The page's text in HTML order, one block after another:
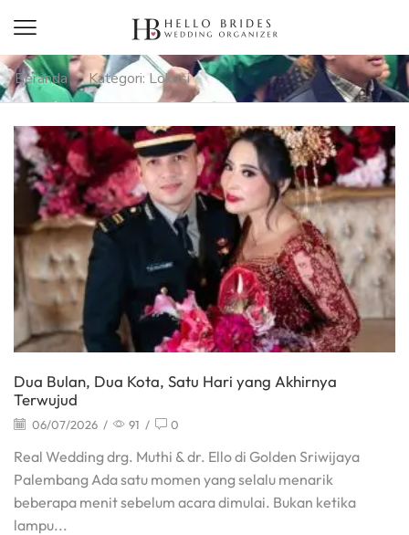
Beranda Kategori: Lokasi
Dua Bulan, Dua Kota, Satu Hari yang Akhirnya
Terwujud
06/07/2026 / 91 / 0
Real Wedding drg. Muthi & dr. Ello di Golden Sriwijaya
Palembang Ada satu momen yang selalu menarik
beberapa menit sebelum acara dimulai. Bukan ketika
lampu...